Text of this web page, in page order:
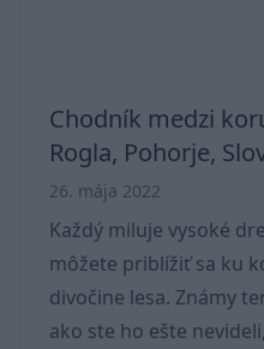
Chodník medzi
Rogla, Pohorje,
26. mája 2022
Každý miluje vysoké
môžete priblížiť sa ku
divočine lesa. Známy
ako ste ho ešte